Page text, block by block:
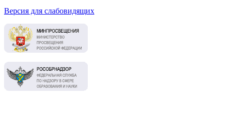
Версия для слабовидящих